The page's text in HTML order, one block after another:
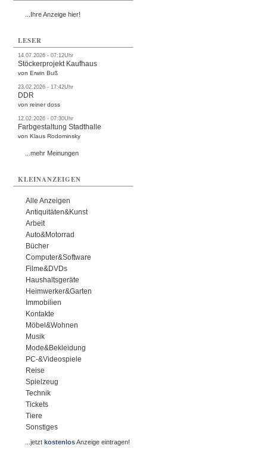
...Ihre Anzeige hier!
LESER
14.07.2026 - 07:12Uhr
Stöckerprojekt Kaufhaus
von Erwin Buß
23.02.2026 - 17:42Uhr
DDR
von reiner doss
12.02.2026 - 07:30Uhr
Farbgestaltung Stadthalle
von Klaus Rodominsky
...mehr Meinungen
KLEINANZEIGEN
Alle Anzeigen
Antiquitäten&Kunst
Arbeit
Auto&Motorrad
Bücher
Computer&Software
Filme&DVDs
Haushaltsgeräte
Heimwerker&Garten
Immobilien
Kontakte
Möbel&Wohnen
Musik
Mode&Bekleidung
PC-&Videospiele
Reise
Spielzeug
Technik
Tickets
Tiere
Sonstiges
...jetztkostenlosAnzeige eintragen!